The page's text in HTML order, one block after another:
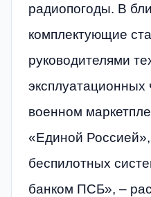
радиопогоды. В
комплектующие
руководителями
эксплуатационных
военном
«Единой
беспилотных
банком ПСБ», –